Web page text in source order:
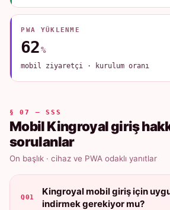
PWA YÜKLENME
62%
mobil ziyaretçi · kurulum oranı
§ 07 — SSS
Mobil Kingroyal giriş
sorulanlar
On başlık · cihaz ve PWA odaklı yanıtlar
Q01
Kingroyal mobil giriş için
indirmek gerekiyor mu?